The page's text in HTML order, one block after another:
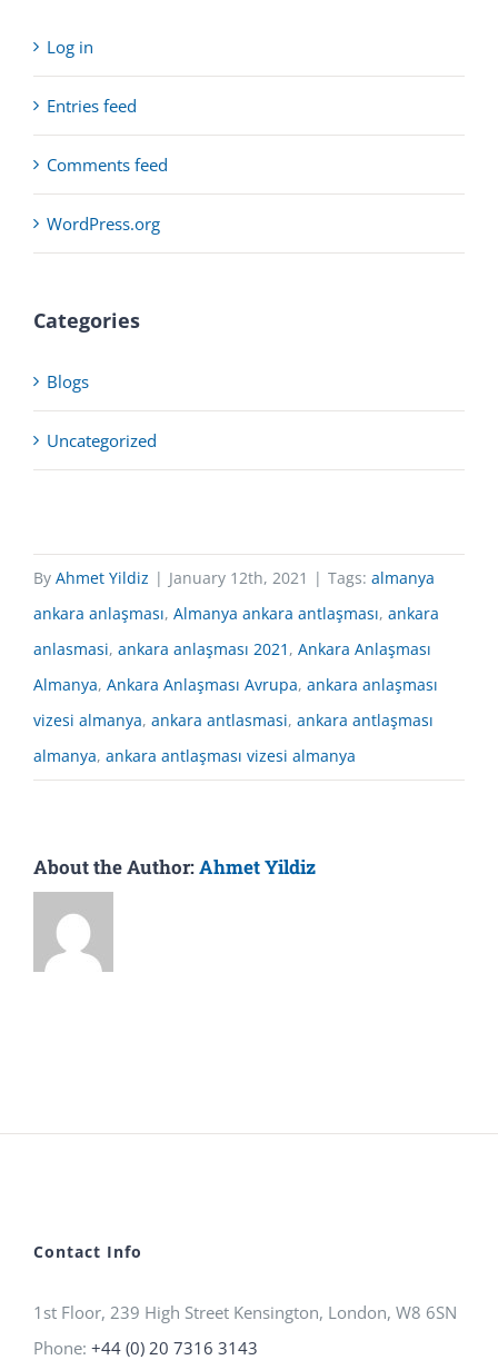
Log in
Entries feed
Comments feed
WordPress.org
Categories
Blogs
Uncategorized
By Ahmet Yildiz | January 12th, 2021 | Tags: almanya
ankara anlaşması, Almanya ankara antlaşması, ankara
anlasmasi, ankara anlaşması 2021 , Ankara Anlaşması
Almanya, Ankara Anlaşması Avrupa, ankara anlaşması
vizesi almanya, ankara antlasmasi, ankara antlaşması
almanya, ankara antlaşması vizesi almanya
About the Author:Ahmet Yildiz
Contact Info
1st Floor, 239 High Street Kensington, London, W8 6SN
Phone: +44 (0) 20 7316 3143